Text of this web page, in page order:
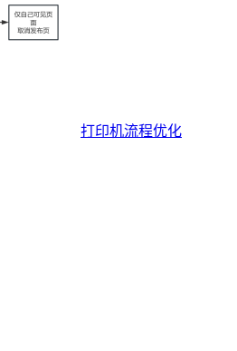
打印机流程优化